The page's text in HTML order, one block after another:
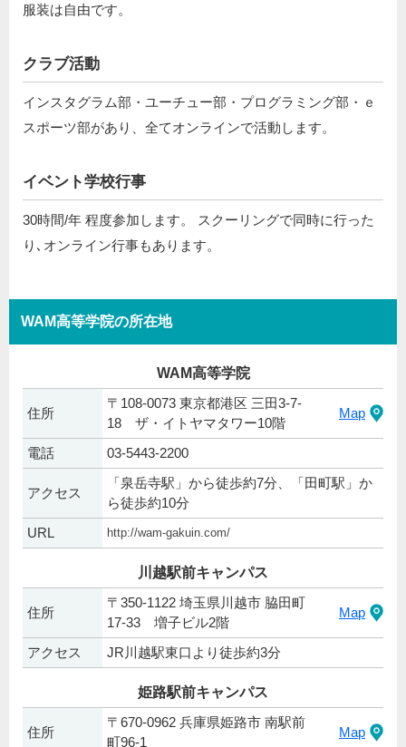
服装は自由です。
クラブ活動
インスタグラム部・ユーチュー部・プログラミング部・ｅ
スポーツ部があり、全てオンラインで活動します。
イベント学校行事
30時間/年 程度参加します。 スクーリングで同時に行った
り､オンライン行事もあります。
WAM高等学院の所在地
WAM高等学院
住所
〒108-0073 東京都港区 三田3-7-
18 ザ・イトヤマタワー10階
Map
電話 03-5443-2200
アクセス
「泉岳寺駅」から徒歩約7分、「田町駅」か
ら徒歩約10分
URL
http://wam-gakuin.com/
川越駅前キャンパス
住所
〒350-1122 埼玉県川越市 脇田町
17-33 増子ビル2階
Map
アクセス JR川越駅東口より徒歩約3分
姫路駅前キャンパス
住所
〒670-0962 兵庫県姫路市 南駅前
町96-1
Map